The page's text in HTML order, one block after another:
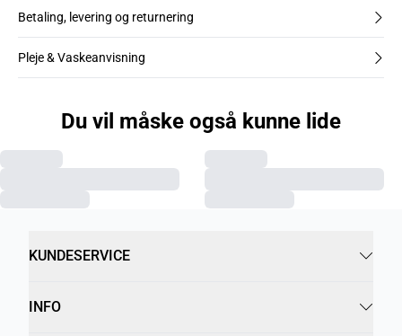
Betaling, levering og returnering
Pleje & Vaskeanvisning
Du vil måske også kunne lide
KUNDESERVICE
INFO